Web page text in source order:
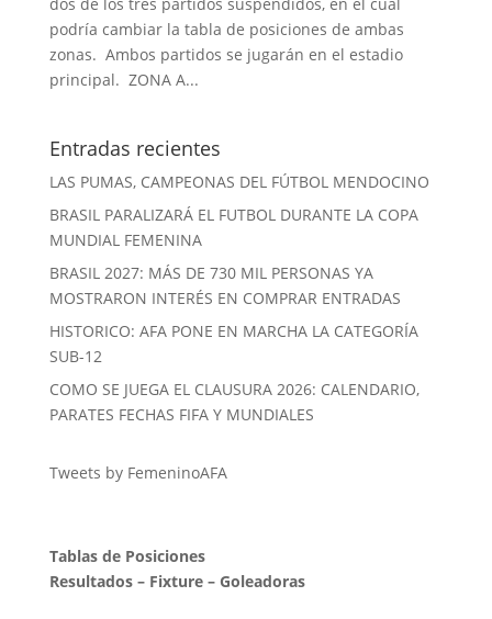
podría cambiar la tabla de posiciones de ambas
zonas. Ambos partidos se jugarán en el estadio
principal. ZONA A...
Entradas recientes
LAS PUMAS, CAMPEONAS DEL FÚTBOL MENDOCINO
BRASIL PARALIZARÁ EL FUTBOL DURANTE LA COPA
MUNDIAL FEMENINA
BRASIL 2027: MÁS DE 730 MIL PERSONAS YA
MOSTRARON INTERÉS EN COMPRAR ENTRADAS
HISTORICO: AFA PONE EN MARCHA LA CATEGORÍA
SUB-12
COMO SE JUEGA EL CLAUSURA 2026: CALENDARIO,
PARATES FECHAS FIFA Y MUNDIALES
Tweets by FemeninoAFA
Tablas de Posiciones
Resultados– Fixture– Goleadoras